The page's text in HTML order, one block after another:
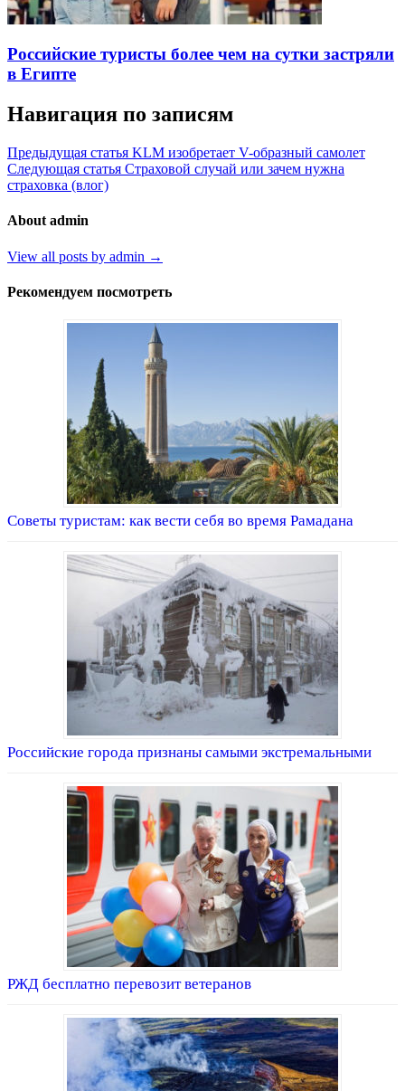
Российские туристы более чем на сутки застряли
в Египте
Навигация по записям
Предыдущая статья KLM изобретает V-образный самолет
Следующая статья Страховой случай или зачем нужна
страховка (влог)
About admin
View all posts by admin →
Рекомендуем посмотреть
Советы туристам: как вести себя во время Рамадана
Российские города признаны самыми экстремальными
РЖД бесплатно перевозит ветеранов